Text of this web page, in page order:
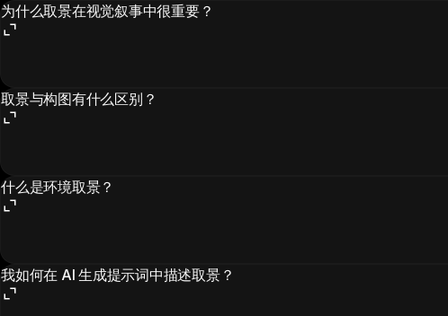
为什么取景在视觉叙事中很重要？
取景与构图有什么区别？
什么是环境取景？
我如何在 AI 生成提示词中描述取景？